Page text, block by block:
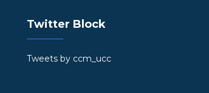
Twitter Block
Tweets by ccm_ucc